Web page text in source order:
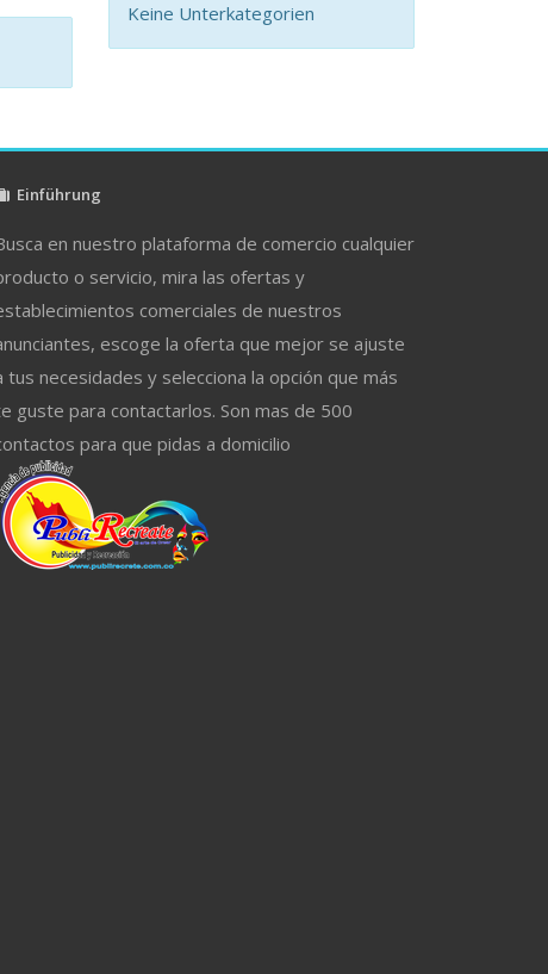
Keine Unterkategorien
Einführung
en nuestro plataforma de comercio cualquier
o servicio, mira las ofertas y
comerciales de nuestros
escoge la oferta que mejor se ajuste
tus necesidades y selecciona la opción que más
guste para contactarlos. Son mas de 500
para que pidas a domicilio